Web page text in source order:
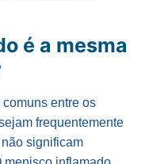
é a mesma
entre os
frequentemente
significam